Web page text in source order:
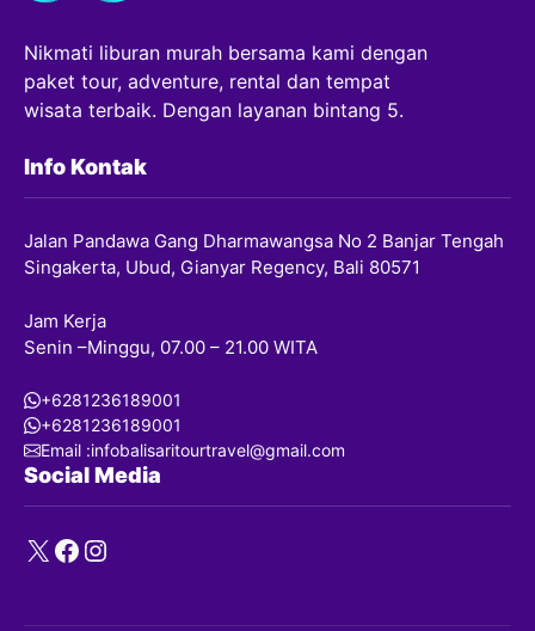
Nikmati liburan murah bersama kami dengan
paket tour, adventure, rental dan tempat
wisata terbaik. Dengan layanan bintang 5.
Info Kontak
Jalan Pandawa Gang Dharmawangsa No 2 Banjar Tengah
Singakerta, Ubud, Gianyar Regency, Bali 80571
Jam Kerja
Senin –Minggu, 07.00 – 21.00 WITA
+6281236189001
+6281236189001
Email :infobalisaritourtravel@gmail.com
Social Media
X Facebook
Instagram